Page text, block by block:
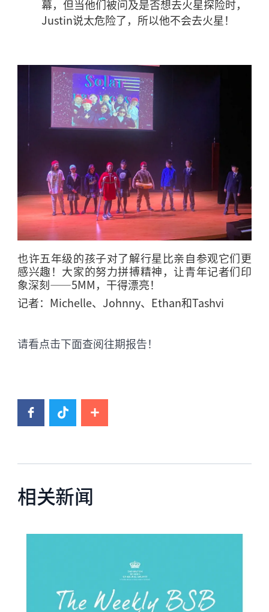
幕，但当他们被问及是否想去火星探险时，
Justin说太危险了，所以他不会去火星！
也许五年级的孩子对了解行星比亲自参观它们更
感兴趣！大家的努力拼搏精神，让青年记者们印
象深刻——5MM，干得漂亮！
记者： Michelle、 Johnny、 Ethan和Tashvi
请看点击下面查阅往期报告！
相关新闻